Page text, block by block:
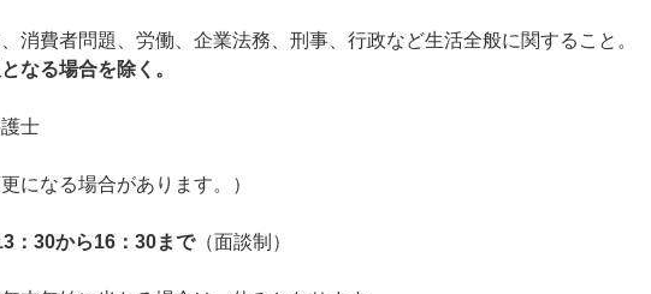
消費者問題、労働、企業法務、刑事、行政など生活全般に関すること。
なる場合を除く。
士
になる場合があります。）
：30から16：30まで（面談制）